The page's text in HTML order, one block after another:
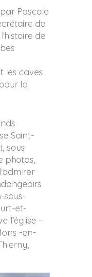
Pascale
de
de
les caves
la
Saint-
sous
photos,
sous-
et-
l’église –
-en-